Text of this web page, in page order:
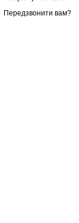
Передзвонити вам?